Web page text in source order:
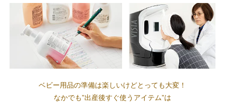
ベビー用品の準備は楽しいけどとっても大変！
なかでも”出産後すぐ使うアイテム”は